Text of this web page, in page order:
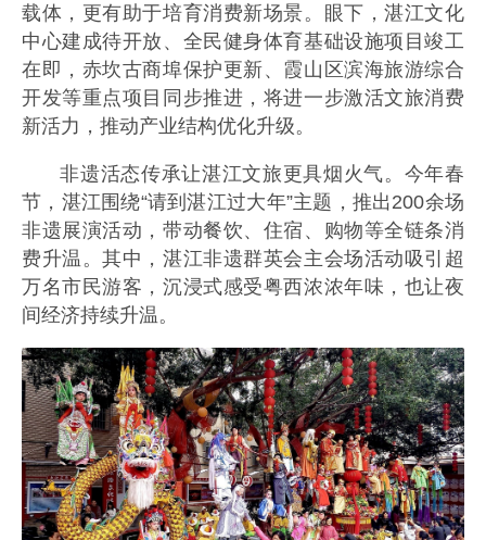
载体，更有助于培育消费新场景。眼下，湛江文化
中心建成待开放、全民健身体育基础设施项目竣工
在即，赤坎古商埠保护更新、霞山区滨海旅游综合
开发等重点项目同步推进，将进一步激活文旅消费
新活力，推动产业结构优化升级。
非遗活态传承让湛江文旅更具烟火气。今年春
节，湛江围绕“请到湛江过大年”主题，推出200余场
非遗展演活动，带动餐饮、住宿、购物等全链条消
费升温。其中，湛江非遗群英会主会场活动吸引超
万名市民游客，沉浸式感受粤西浓浓年味，也让夜
间经济持续升温。